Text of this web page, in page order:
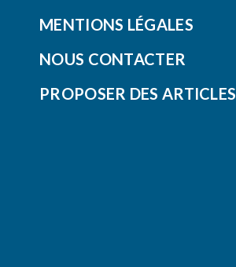
MENTIONS LÉGALES
NOUS CONTACTER
PROPOSER DES ARTICLES